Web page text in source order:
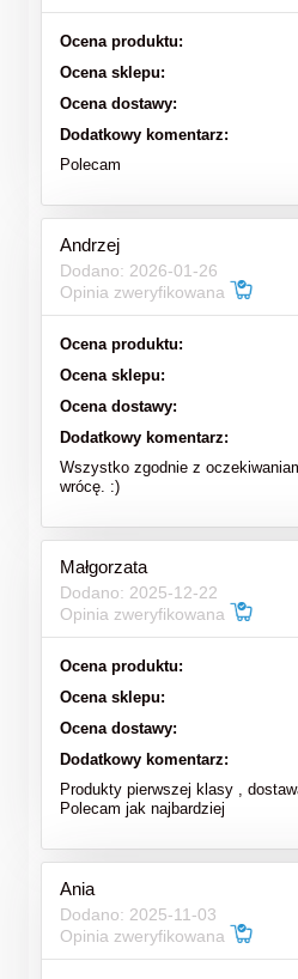
Ocena produktu:
Ocena sklepu:
Ocena dostawy:
Dodatkowy komentarz:
Polecam
Andrzej
Dodano: 2026-01-26
Opinia zweryfikowana
Ocena produktu:
Ocena sklepu:
Ocena dostawy:
Dodatkowy komentarz:
Wszystko zgodnie z
wrócę. :)
Małgorzata
Dodano: 2025-12-22
Opinia zweryfikowana
Ocena produktu:
Ocena sklepu:
Ocena dostawy:
Dodatkowy komentarz:
Produkty pierwszej klasy ,
Polecam jak najbardziej
Ania
Dodano: 2025-11-03
Opinia zweryfikowana